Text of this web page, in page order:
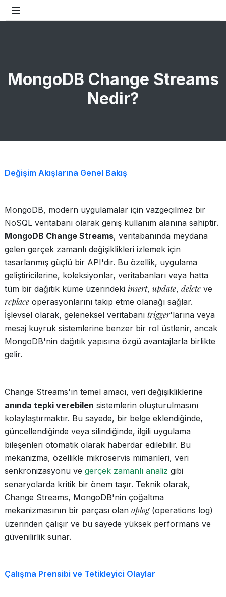
MongoDB Change Streams
Nedir?
Değişim Akışlarına Genel Bakış
MongoDB, modern uygulamalar için vazgeçilmez bir
NoSQL veritabanı olarak geniş kullanım alanına sahiptir.
MongoDB Change Streams, veritabanında meydana
gelen gerçek zamanlı değişiklikleri izlemek için
tasarlanmış güçlü bir API'dir. Bu özellik, uygulama
geliştiricilerine, koleksiyonlar, veritabanları veya hatta
tüm bir dağıtık küme üzerindeki insert, update, delete ve
replace operasyonlarını takip etme olanağı sağlar.
İşlevsel olarak, geleneksel veritabanı trigger'larına veya
mesaj kuyruk sistemlerine benzer bir rol üstlenir, ancak
MongoDB'nin dağıtık yapısına özgü avantajlarla birlikte
gelir.
Change Streams'ın temel amacı, veri değişikliklerine
anında tepki verebilen sistemlerin oluşturulmasını
kolaylaştırmaktır. Bu sayede, bir belge eklendiğinde,
güncellendiğinde veya silindiğinde, ilgili uygulama
bileşenleri otomatik olarak haberdar edilebilir. Bu
mekanizma, özellikle mikroservis mimarileri, veri
senkronizasyonu ve gerçek zamanlı analiz gibi
senaryolarda kritik bir önem taşır. Teknik olarak,
Change Streams, MongoDB'nin çoğaltma
mekanizmasının bir parçası olan oplog(operations log)
üzerinden çalışır ve bu sayede yüksek performans ve
güvenilirlik sunar.
Çalışma Prensibi ve Tetikleyici Olaylar